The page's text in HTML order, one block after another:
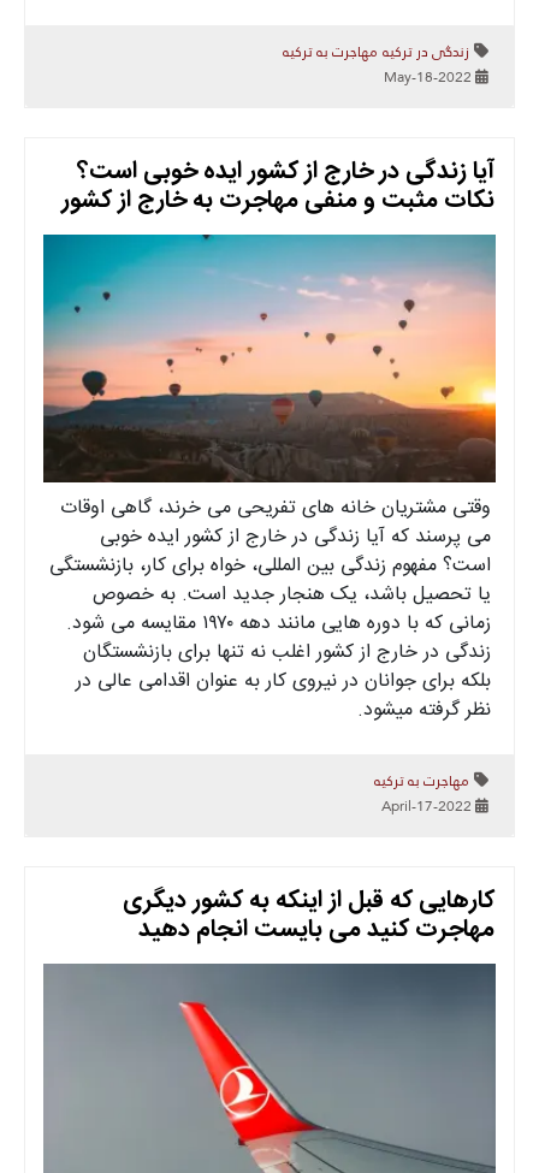
زندگی در ترکیه مهاجرت به ترکیه
آیا زندگی در خارج از کشور ایده خوبی است؟
نکات مثبت و منفی مهاجرت به خارج از کشور
وقتی مشتریان خانه های تفریحی می خرند، گاهی اوقات
می پرسند که آیا زندگی در خارج از کشور ایده خوبی
است؟ مفهوم زندگی بین المللی، خواه برای کار، بازنشستگی
یا تحصیل باشد، یک هنجار جدید است. به خصوص
زمانی که با دوره هایی مانند دهه ۱۹۷۰ مقایسه می شود.
زندگی در خارج از کشور اغلب نه تنها برای بازنشستگان
بلکه برای جوانان در نیروی کار به عنوان اقدامی عالی در
نظر گرفته میشود.
مهاجرت به ترکیه
کارهایی که قبل از اینکه به کشور دیگری
مهاجرت کنید می بایست انجام دهید